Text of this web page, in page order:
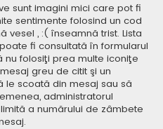
sunt imagini mici care pot fi
sentimente folosind un cod
vesel , :( înseamnă trist. Lista
fi consultată în formularul
nu folosiţi prea multe iconiţe
greu de citit şi un
scoată din mesaj sau să
administratorul
a numărului de zâmbete